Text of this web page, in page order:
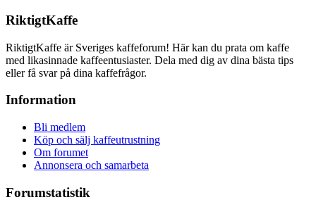
RiktigtKaffe
RiktigtKaffe är Sveriges kaffeforum! Här kan du prata om kaffe
med likasinnade kaffeentusiaster. Dela med dig av dina bästa tips
eller få svar på dina kaffefrågor.
Information
Bli medlem
Köp och sälj kaffeutrustning
Om forumet
Annonsera och samarbeta
Forumstatistik